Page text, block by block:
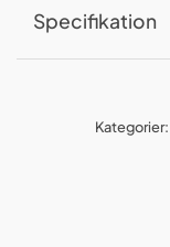
Specifikation
Kategorier: